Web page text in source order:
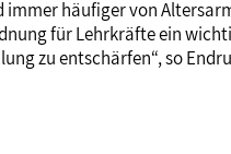
immer häufiger von
für Lehrkräfte ein
zu entschärfen“, so